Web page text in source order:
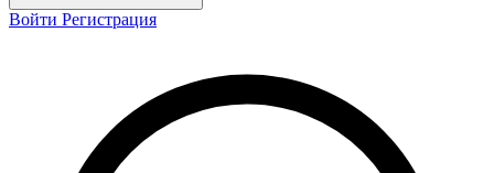
Войти Регистрация